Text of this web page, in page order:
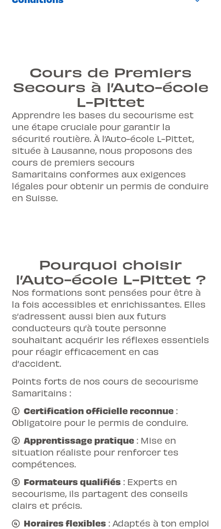
Valable 6 ans
Français avec support en anglais
possibilité d'avoir un support en anglais
Attestation délivrée au terme des 10h de
Coursdoit être suivi intégralement et
payé pour obtenir l'attestation
Cours de Premiers
Secours à l’Auto-école
L-Pittet
Apprendre les bases du secourisme est
une étape cruciale pour garantir la
sécurité routière. À l’Auto-école L-Pittet,
située à Lausanne, nous proposons des
cours de premiers secours
Samaritains conformes aux exigences
légales pour obtenir un permis de conduire
en Suisse.
Pourquoi choisir
l’Auto-école L-Pittet ?
Nos formations sont pensées pour être à
la fois accessibles et enrichissantes. Elles
s’adressent aussi bien aux futurs
conducteurs qu’à toute personne
souhaitant acquérir les réflexes essentiels
pour réagir efficacement en cas
d’accident.
Points forts de nos cours de secourisme
Samaritains :
Certification officielle reconnue :
Obligatoire pour le permis de conduire.
Apprentissage pratique : Mise en
situation réaliste pour renforcer tes
compétences.
Formateurs qualifiés : Experts en
secourisme, ils partagent des conseils
clairs et précis.
Horaires flexibles : Adaptés à ton emploi